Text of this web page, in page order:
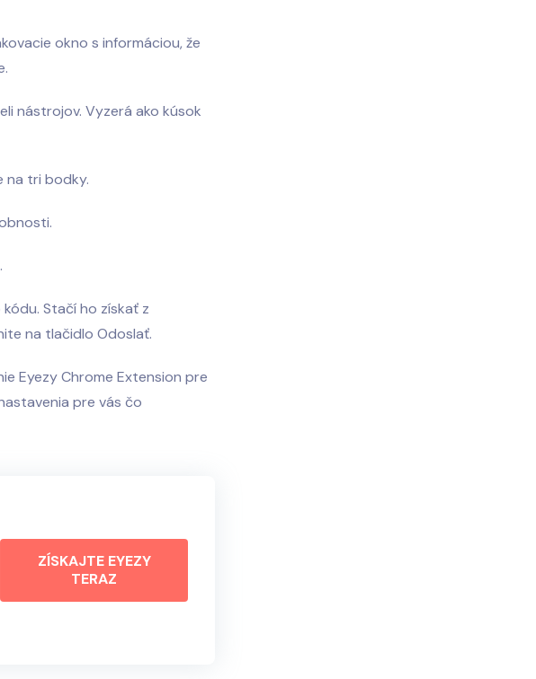
okno s informáciou, že
nástrojov. Vyzerá ako kúsok
na tri bodky.
Stačí ho získať z
na tlačidlo Odoslať.
Eyezy Chrome Extension pre
pre vás čo
ZÍSKAJTE EYEZY
TERAZ